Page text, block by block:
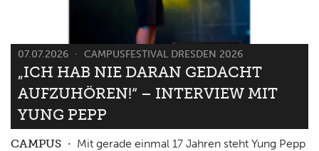
07.07.2026 CAMPUSFESTIVAL DRESDEN 2026
„ICH HAB NIE DARAN GEDACHT
AUFZUHÖREN!“ – INTERVIEW MIT
YUNG PEPP
CAMPUS
Mit gerade einmal 17 Jahren steht Yung Pepp